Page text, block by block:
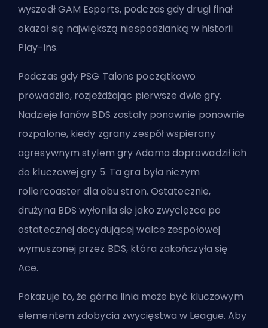
wyszedł GAM Esports, podczas gdy drugi finał
okazał się największą niespodzianką w historii
Play-ins.
Podczas gdy PSG Talons początkowo
prowadziło, rozjeżdżając pierwsze dwie gry.
Nadzieje fanów BDS zostały ponownie ponownie
rozpalone, kiedy zgrany zespół wspierany
agresywnym stylem gry Adama doprowadził ich
do kluczowej gry 5. Ta gra była niczym
rollercoaster dla obu stron. Ostatecznie,
drużyna BDS wyłoniła się jako zwycięzca po
ostatecznej decydującej walce zespołowej
wymuszonej przez BDS, która zakończyła się
Ace.
Pokazuje to, że górna linia może być kluczowym
elementem zdobycia zwycięstwa w League. Aby